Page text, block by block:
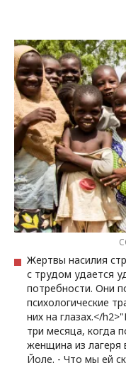
Жертвы насилия
с трудом удается
потребности. Они
психологические
них на глазах.</
три месяца, когда
женщина из лагеря
Йоле. - Что мы ей